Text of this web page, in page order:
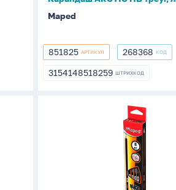
Maped
851825
851825 АРТИКУЛ 268368
268368 КОД
3154148518259
3154148518259 ШТРИХКОД
ударопрочный,